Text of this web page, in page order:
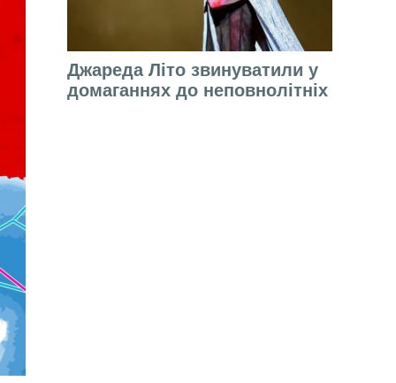
Джареда Літо звинуватили у
домаганнях до неповнолітніх